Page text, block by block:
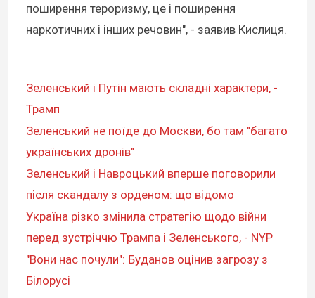
поширення тероризму, це і поширення
наркотичних і інших речовин", - заявив Кислиця.
Зеленський і Путін мають складні характери, -
Трамп
Зеленський не поїде до Москви, бо там "багато
українських дронів"
Зеленський і Навроцький вперше поговорили
після скандалу з орденом: що відомо
Україна різко змінила стратегію щодо війни
перед зустріччю Трампа і Зеленського, - NYP
"Вони нас почули": Буданов оцінив загрозу з
Білорусі